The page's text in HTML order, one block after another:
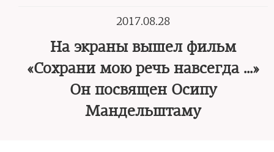
2017.08.28
На экраны вышел фильм
«Сохрани мою речь навсегда …»
Он посвящен Осипу
Мандельштаму